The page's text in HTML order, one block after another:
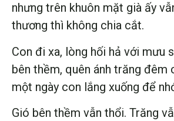
nhưng trên khuôn mặt già ấy
thương thì không chia cắt.
Con đi xa, lòng hối hả với mưu
bên thềm, quên ánh trăng
một ngày con lắng xuống để
Gió bên thềm vẫn thổi. Trăng